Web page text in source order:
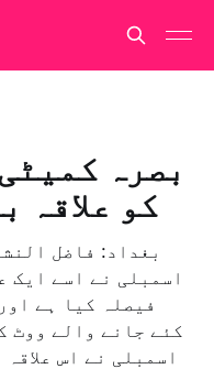
بصرہ
کو علاقہ
بغداد: فاضل
اسمبلی نے اسے ایک
فیصلہ کیا ہے
کئے جانے والے ووٹ
اسمبلی نے اس